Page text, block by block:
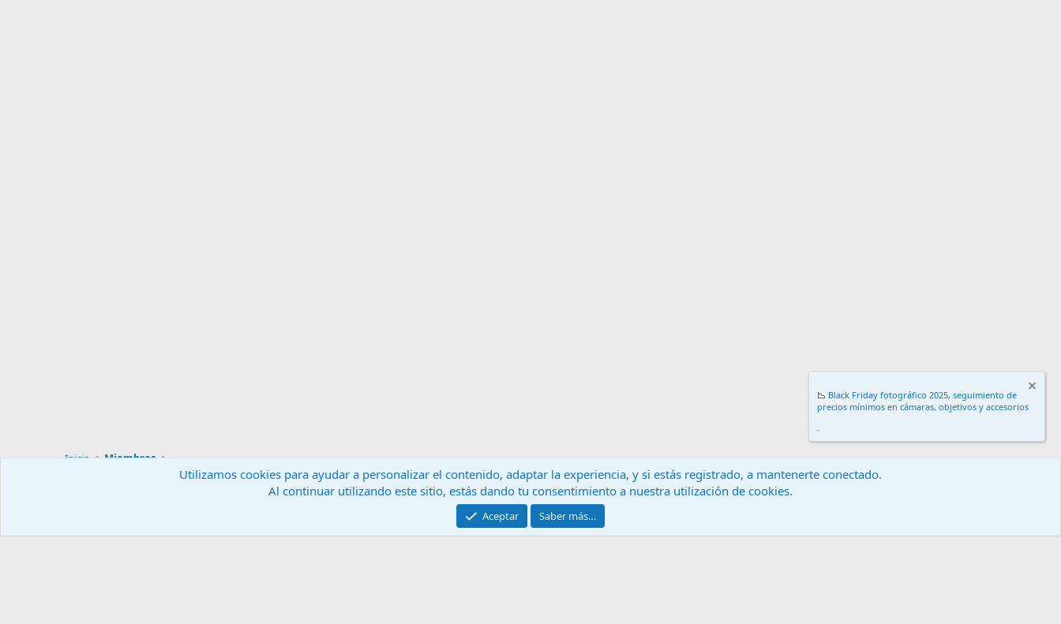
Inicio Miembros
Contáctanos Términos y reglas
Community platform by XenForo® © 2010-2024 XenForo Ltd.
📉 Black Friday fotográfico 2025, seguimiento de
precios mínimos en cámaras, objetivos y accesorios
.
Utilizamos cookies para ayudar a personalizar el contenido, adaptar la experiencia, y si estás registrado, a mantenerte conectado.
Al continuar utilizando este sitio, estás dando tu consentimiento a nuestra utilización de cookies.
Aceptar Saber más…